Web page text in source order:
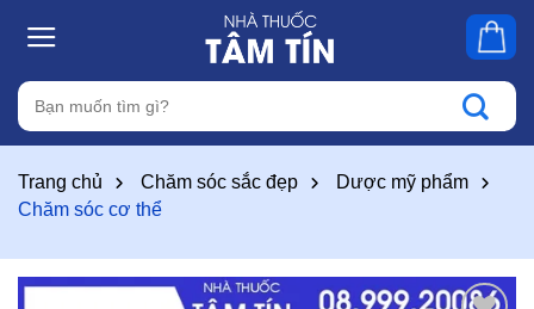
Tìm
kiếm:
Trang chủ Chăm sóc sắc đẹp
Dược mỹ phẩm
Chăm sóc cơ thể